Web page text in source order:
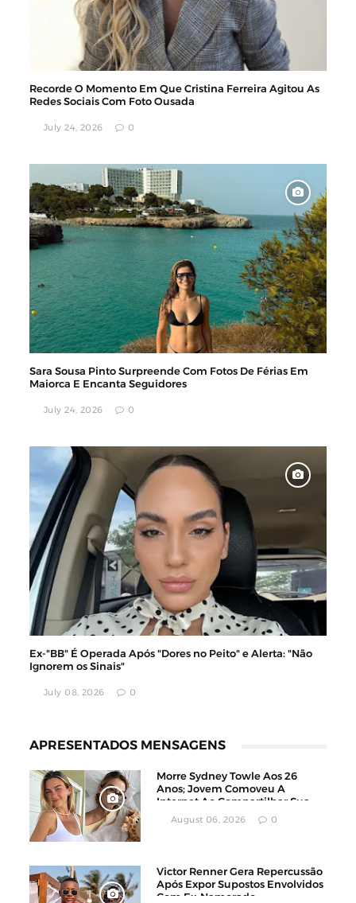
Recorde O Momento Em Que Cristina Ferreira Agitou As
Redes Sociais Com Foto Ousada
July 24, 2026 0
Sara Sousa Pinto Surpreende Com Fotos De Férias Em
Maiorca E Encanta Seguidores
July 24, 2026 0
Ex-"BB" É Operada Após "Dores no Peito" e Alerta: "Não
Ignorem os Sinais"
July 08, 2026 0
APRESENTADOS MENSAGENS
Morre Sydney Towle Aos 26
Anos; Jovem Comoveu A
Internet Ao Compartilhar Sua
Luta Contra O Câncer
August 06, 2026 0
Victor Renner Gera Repercussão
Após Expor Supostos Envolvidos
Com Ex-Namorado